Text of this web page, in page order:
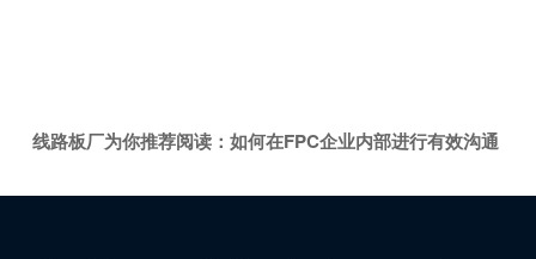
线路板厂为你推荐阅读： 如何在FPC企业内部进行有效沟通